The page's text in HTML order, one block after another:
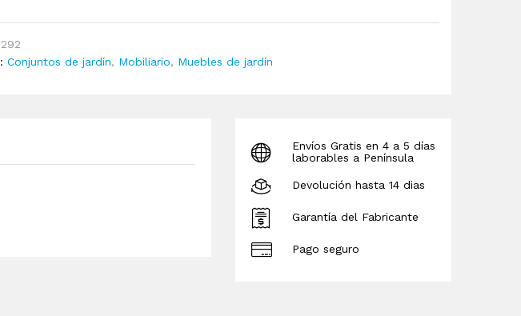
Conjuntos de jardín, Mobiliario, Muebles de jardín
Envíos Gratis en 4 a 5 días
laborables a Península
Devolución hasta 14 dias
Garantía del Fabricante
Pago seguro